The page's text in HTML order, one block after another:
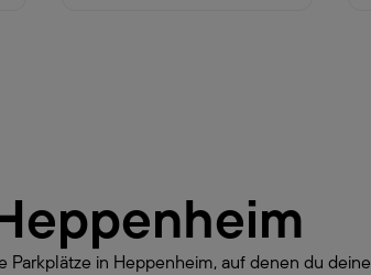
in Heppenheim, auf denen du